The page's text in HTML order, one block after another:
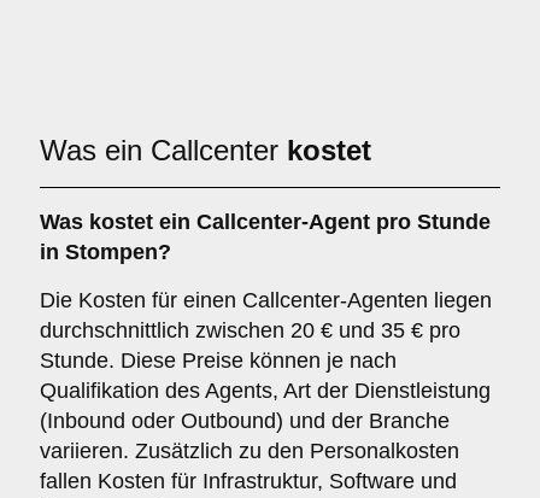
Was ein Callcenter kostet
Was kostet ein Callcenter-Agent pro Stunde
in Stompen?
Die Kosten für einen Callcenter-Agenten liegen
durchschnittlich zwischen 20 € und 35 € pro
Stunde. Diese Preise können je nach
Qualifikation des Agents, Art der Dienstleistung
(Inbound oder Outbound) und der Branche
variieren. Zusätzlich zu den Personalkosten
fallen Kosten für Infrastruktur, Software und